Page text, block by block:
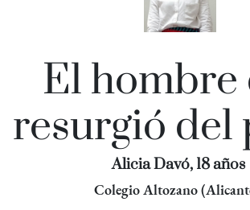
El hombre
resurgió del
Alicia Davó, 18 años
Colegio Altozano